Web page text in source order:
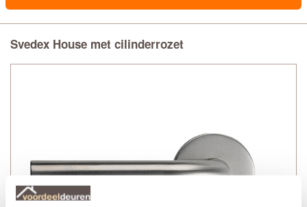
Svedex House met cilinderrozet